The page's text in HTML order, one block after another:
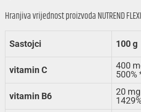
Hranjiva vrijednost proizvoda NUTREND
Sastojci 100 g
vitamin C
400
500%
vitamin B6
20